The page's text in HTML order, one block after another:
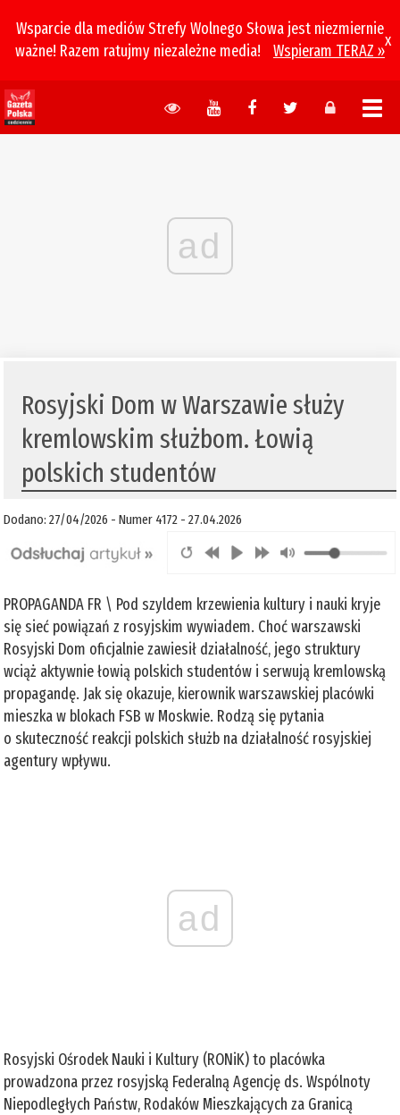
Wsparcie dla mediów Strefy Wolnego Słowa jest niezmiernie
ważne! Razem ratujmy niezależne media!
Wspieram TERAZ »
x
ad
Rosyjski Dom w Warszawie służy
kremlowskim służbom. Łowią
polskich studentów
Dodano: 27/04/2026 - Numer 4172 - 27.04.2026
PROPAGANDA FR \ Pod szyldem krzewienia kultury i nauki kryje
się sieć powiązań z rosyjskim wywiadem. Choć warszawski
Rosyjski Dom oficjalnie zawiesił działalność, jego struktury
wciąż aktywnie łowią polskich studentów i serwują kremlowską
propagandę. Jak się okazuje, kierownik warszawskiej placówki
mieszka w blokach FSB w Moskwie. Rodzą się pytania
o skuteczność reakcji polskich służb na działalność rosyjskiej
agentury wpływu.
ad
Rosyjski Ośrodek Nauki i Kultury (RONiK) to placówka
prowadzona przez rosyjską Federalną Agencję ds. Wspólnoty
Niepodległych Państw, Rodaków Mieszkających za Granicą